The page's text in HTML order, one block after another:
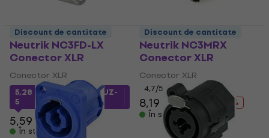
Neutrik NC3FD-LX
Conector XLR
Conector XLR
5,28 €cu codul MUZMUZ-
5
5,59 €
În stoc
Neutrik NC3MRX
Conector XLR
Conector XLR
4,7/5
8,19 €11,90 €
- 31 %
În stoc
Discount de cantitate Discount de cantitate